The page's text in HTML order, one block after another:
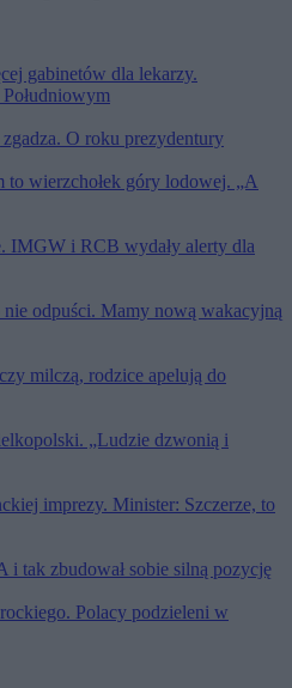
gabinetów dla lekarzy.
O roku prezydentury
to wierzchołek góry lodowej. „A
IMGW i RCB wydały alerty dla
odpuści. Mamy nową wakacyjną
milczą, rodzice apelują do
„Ludzie dzwonią i
imprezy. Minister: Szczerze, to
i tak zbudował sobie silną pozycję
Polacy podzieleni w